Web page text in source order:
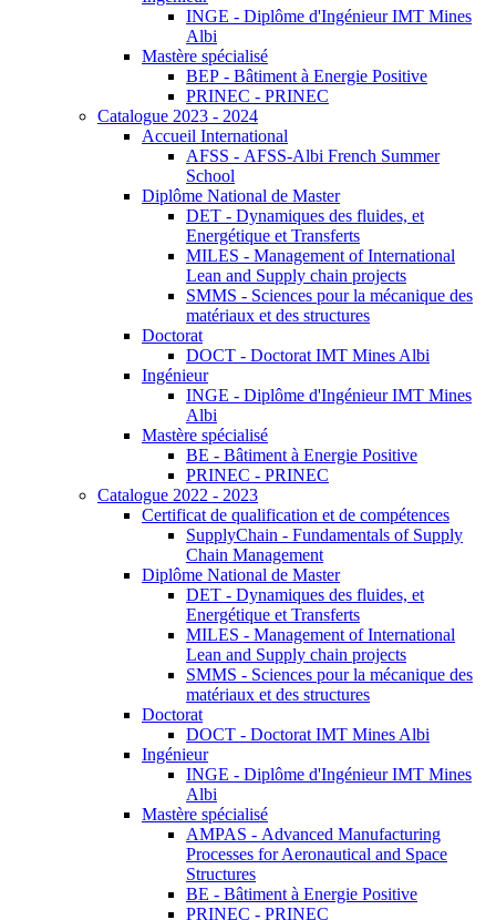
INGE - Diplôme d'Ingénieur IMT Mines
Albi
Mastère spécialisé
BEP - Bâtiment à Energie Positive
PRINEC - PRINEC
Catalogue 2023 - 2024
Accueil International
AFSS - AFSS-Albi French Summer
School
Diplôme National de Master
DET - Dynamiques des fluides, et
Energétique et Transferts
MILES - Management of International
Lean and Supply chain projects
SMMS - Sciences pour la mécanique des
matériaux et des structures
Doctorat
DOCT - Doctorat IMT Mines Albi
Ingénieur
INGE - Diplôme d'Ingénieur IMT Mines
Albi
Mastère spécialisé
BE - Bâtiment à Energie Positive
PRINEC - PRINEC
Catalogue 2022 - 2023
Certificat de qualification et de compétences
SupplyChain - Fundamentals of Supply
Chain Management
Diplôme National de Master
DET - Dynamiques des fluides, et
Energétique et Transferts
MILES - Management of International
Lean and Supply chain projects
SMMS - Sciences pour la mécanique des
matériaux et des structures
Doctorat
DOCT - Doctorat IMT Mines Albi
Ingénieur
INGE - Diplôme d'Ingénieur IMT Mines
Albi
Mastère spécialisé
AMPAS - Advanced Manufacturing
Processes for Aeronautical and Space
Structures
BE - Bâtiment à Energie Positive
PRINEC - PRINEC